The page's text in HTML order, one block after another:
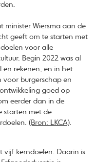
minister Wiersma aan de
geeft om te starten met
voor alle
Begin 2022 was al
rekenen, en in het
voor burgerschap en
goed op
eerder dan in de
starten met de
(Bron: LKCA).
vijf kerndoelen. Daarin is